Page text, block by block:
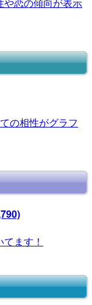
の相性がグラフ
ます！